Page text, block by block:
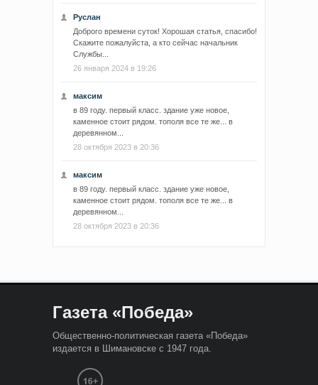
Руслан
Доброго времени суток! Хорошая статья, спасибо!
Скажите пожалуйста, а кто сейчас начальник
Службы...
26 января 2024 в 19:26
максим
в 89 году. первый класс. здание уже новое,
каменное стоит рядом. тополя все те же... в
деревянном...
28 октября 2023 в 20:36
максим
в 89 году. первый класс. здание уже новое,
каменное стоит рядом. тополя все те же... в
деревянном...
28 октября 2023 в 20:36
Газета «Победа»
Общественно-политическая газета «Победа»
издается в Шимановске с 1947 года.